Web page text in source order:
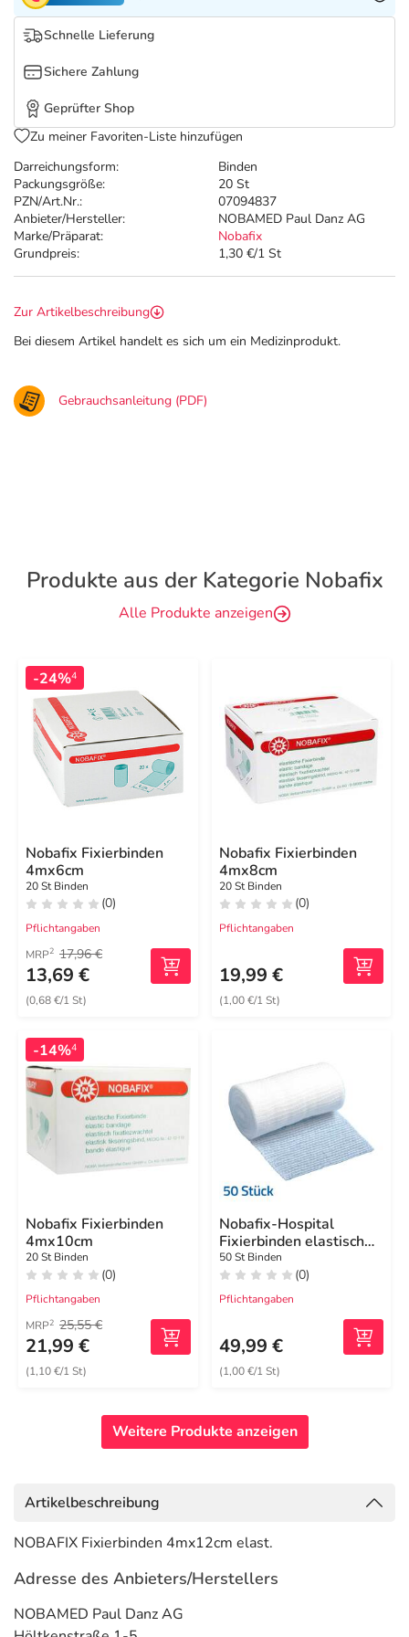
Vitamine & Mineralstoffe
Marken
Darreichungsform:
Binden
Packungsgröße:
20 St
PZN/Art.Nr.:
07094837
Anbieter/Hersteller:
NOBAMED Paul Danz AG
Marke/Präparat:
Nobafix
Grundpreis:
1,30 €/1 St
Schnelle Lieferung
Sichere Zahlung
Geprüfter Shop
Zu meiner Favoriten-Liste hinzufügen
Zur Artikelbeschreibung
Bei diesem Artikel handelt es sich um ein Medizinprodukt.
Gebrauchsanleitung (PDF)
Produkte aus der Kategorie Nobafix
Alle Produkte anzeigen
-24%4
Nobafix Fixierbinden
4mx6cm
20 St Binden
(0)
Pflichtangaben
MRP2 17,96 €
13,69 €
(0,68 €/1 St)
Nobafix Fixierbinden
4mx8cm
20 St Binden
(0)
Pflichtangaben
19,99 €
(1,00 €/1 St)
-14%4
Nobafix Fixierbinden
4mx10cm
20 St Binden
(0)
Pflichtangaben
MRP2 25,55 €
21,99 €
(1,10 €/1 St)
Nobafix-Hospital
Fixierbinden elastisch
10 cmx4 m
50 St Binden
(0)
Pflichtangaben
49,99 €
(1,00 €/1 St)
Weitere Produkte anzeigen
Artikelbeschreibung
NOBAFIX Fixierbinden 4mx12cm elast.
Adresse des Anbieters/Herstellers
NOBAMED Paul Danz AG